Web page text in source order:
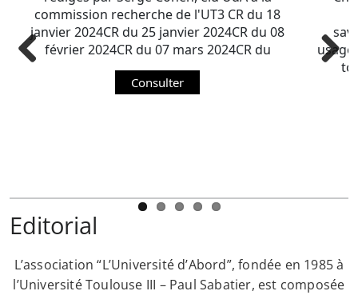
commission recherche de l'UT3 CR du 18
janvier 2024CR du 25 janvier 2024CR du 08
février 2024CR du 07 mars 2024CR du
Consulter
Editorial
L’association “L’Université d’Abord”, fondée en 1985 à
l’Université Toulouse III – Paul Sabatier, est composée